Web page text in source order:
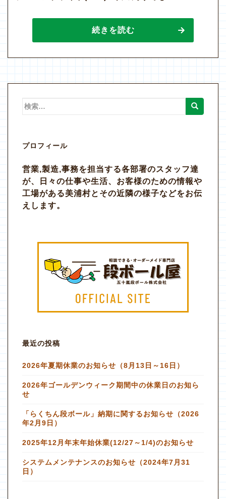
続きを読む
検
プロフィール
営業,製造,事務を担当する各部署のスタッフ達
が、日々の仕事や生活、お客様のための情報や
工場がある美浦村とその近隣の様子などをお伝
えします。
最近の投稿
2026年夏期休業のお知らせ（8月13日～16日）
2026年ゴールデンウィーク期間中の休業日のお知ら
せ
「らくちん段ボール」納期に関するお知らせ（2026
年2月9日）
2025年12月年末年始休業(12/27～1/4)のお知らせ
システムメンテナンスのお知らせ（2024年7月31
日）